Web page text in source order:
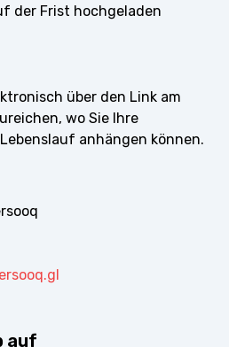
der Frist hochgeladen
über den Link am
wo Sie Ihre
anhängen können.
auf